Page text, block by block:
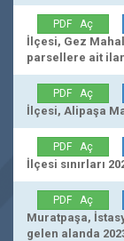
PDF Aç
İlçesi, Gez
parsellere ait
PDF Aç
İlçesi, Alipaşa
PDF Aç
İlçesi sınırları
PDF Aç
Muratpaşa,
gelen alanda